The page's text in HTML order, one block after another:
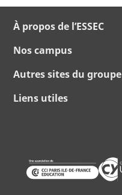
À propos de l’ESSEC
Nos campus
Autres sites du groupe
Liens utiles